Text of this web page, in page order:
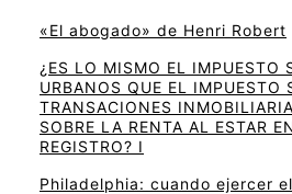
«El abogado» de Henri Robert
¿ES LO MISMO EL IMPUESTO
URBANOS QUE EL IMPUESTO
TRANSACIONES
SOBRE LA RENTA AL ESTAR
REGISTRO? I
Philadelphia: cuando ejercer